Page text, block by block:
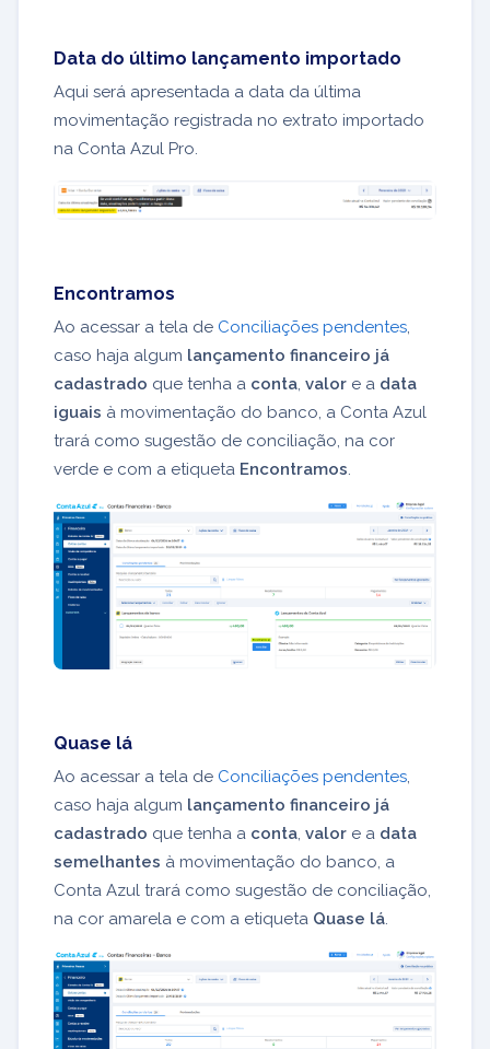
Data do último lançamento importado
Aqui será apresentada a data da última
movimentação registrada no extrato importado
na Conta Azul Pro.
Encontramos
Ao acessar a tela de Conciliações pendentes
caso haja algum lançamento financeiro já
cadastrado que tenha a conta valor e a data
iguais à movimentação do banco, a Conta Azul
trará como sugestão de conciliação, na cor
verde e com a etiqueta Encontramos
Quase lá
Ao acessar a tela de Conciliações pendentes,
caso haja algum lançamento financeiro já
cadastrado que tenha a conta, valor e a data
semelhantes à movimentação do banco, a
Conta Azul trará como sugestão de conciliação,
na cor amarela e com a etiqueta Quase lá.